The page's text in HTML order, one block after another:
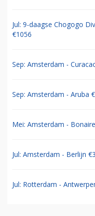
Jul: 9-daagse Chogogo
€1056
Sep: Amsterdam -
Sep: Amsterdam - Aruba
Mei: Amsterdam -
Jul: Amsterdam - Berlijn
Jul: Rotterdam -